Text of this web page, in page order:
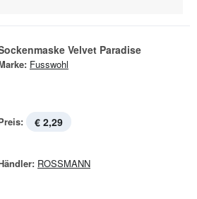
Velvet Paradise
Fusswohl
€ 2,29
ROSSMANN